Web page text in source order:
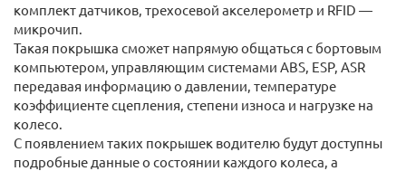
комплект датчиков, трехосевой акселерометр и RFID —
микрочип.
Такая покрышка сможет напрямую общаться с бортовым
компьютером, управляющим системами ABS, ESP, ASR
передавая информацию о давлении, температуре
коэффициенте сцепления, степени износа и нагрузке на
колесо.
С появлением таких покрышек водителю будут доступны
подробные данные о состоянии каждого колеса, а